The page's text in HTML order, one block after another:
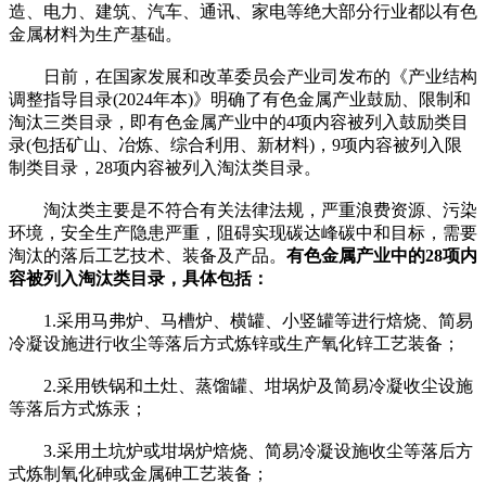
造、电力、建筑、汽车、通讯、家电等绝大部分行业都以有色
金属材料为生产基础。
日前，在国家发展和改革委员会产业司发布的《产业结构
调整指导目录(2024年本)》明确了有色金属产业鼓励、限制和
淘汰三类目录，即有色金属产业中的4项内容被列入鼓励类目
录(包括矿山、冶炼、综合利用、新材料)，9项内容被列入限
制类目录，28项内容被列入淘汰类目录。
淘汰类主要是不符合有关法律法规，严重浪费资源、污染
环境，安全生产隐患严重，阻碍实现碳达峰碳中和目标，需要
淘汰的落后工艺技术、装备及产品。 有色金属产业中的28项内
容被列入淘汰类目录，具体包括：
1.采用马弗炉、马槽炉、横罐、小竖罐等进行焙烧、简易
冷凝设施进行收尘等落后方式炼锌或生产氧化锌工艺装备；
2.采用铁锅和土灶、蒸馏罐、坩埚炉及简易冷凝收尘设施
等落后方式炼汞；
3.采用土坑炉或坩埚炉焙烧、简易冷凝设施收尘等落后方
式炼制氧化砷或金属砷工艺装备；